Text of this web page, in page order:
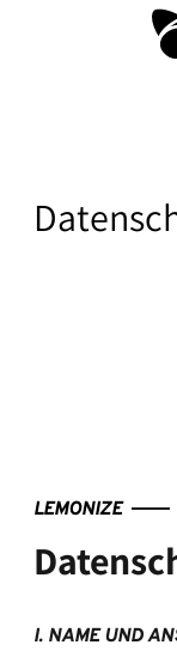
LEMONIZE
I. NAME UND